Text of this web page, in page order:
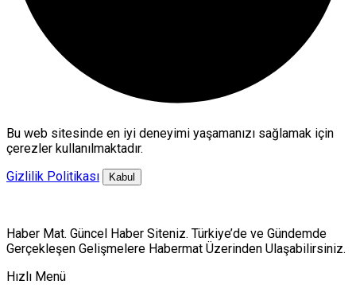
Bu web sitesinde en iyi deneyimi yaşamanızı sağlamak için
çerezler kullanılmaktadır.
Gizlilik Politikası
Kabul
Haber Mat. Güncel Haber Siteniz. Türkiye’de ve Gündemde
Gerçekleşen Gelişmelere Habermat Üzerinden Ulaşabilirsiniz.
Hızlı Menü